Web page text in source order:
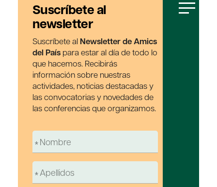
Suscríbete al
newsletter
Suscríbete al Newsletter de Amics
del País para estar al día de todo lo
que hacemos. Recibirás
información sobre nuestras
actividades, noticias destacadas y
las convocatorias y novedades de
las conferencias que organizamos.